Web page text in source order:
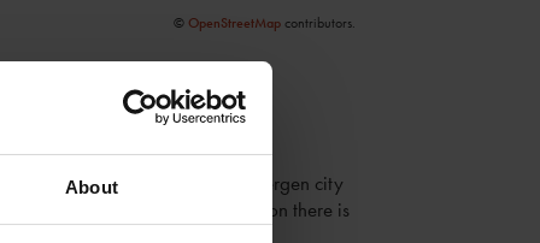
About
© OpenStreetMap contributors.
Bybane (Bergen light rail) to Bergen city
hotel. From Bergen railway station there is